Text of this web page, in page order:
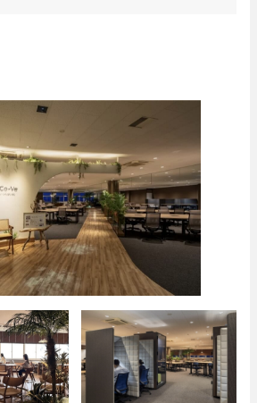
新卒採用
キャリア採用